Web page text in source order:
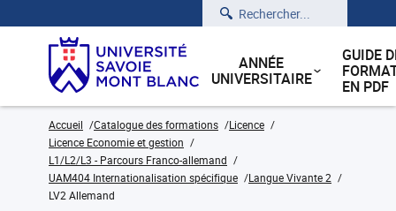
Rechercher
ANNÉE
UNIVERSITAIRE
GUIDE
EN PDF
Accueil Catalogue des formations
Licence
Licence Economie et gestion
L1/L2/L3 - Parcours Franco-allemand
UAM404 Internationalisation spécifique
Langue Vivante 2
LV2 Allemand